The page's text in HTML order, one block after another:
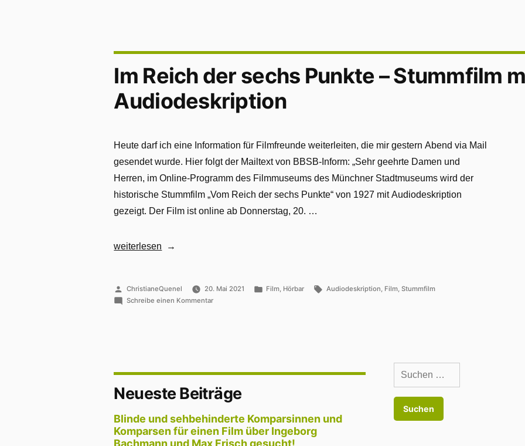
einen
Film
über
Ingeborg
Max
Frisch
gesucht!“
für
einen
Film
über
Frisch
gesucht!
Im Reich der sechs Punkte – Stummfilm
Audiodeskription
Heute darf ich eine Information für Filmfreunde weiterleiten, die mir gestern Abend via Mail
gesendet wurde. Hier folgt der Mailtext von BBSB-Inform: „Sehr geehrte Damen und
Herren, im Online-Programm des Filmmuseums des Münchner Stadtmuseums wird der
historische Stummfilm „Vom Reich der sechs Punkte“ von 1927 mit Audiodeskription
gezeigt. Der Film ist online ab Donnerstag, 20. …
„Im
sechs
Audiodeskription“
weiterlesen
Veröffentlicht
von
ChristianeQuenel 20. Mai 2021
Veröffentlicht
Film, Hörbar Schlagwörter:
Audiodeskription, Film,Stummfilm
Schreibe einen Kommentarzu
–
mit
Neueste Beiträge
Blinde und sehbehinderte Komparsinnen und
Komparsen für einen Film über Ingeborg
Bachmann und Max Frisch gesucht!
Suchen
nach: